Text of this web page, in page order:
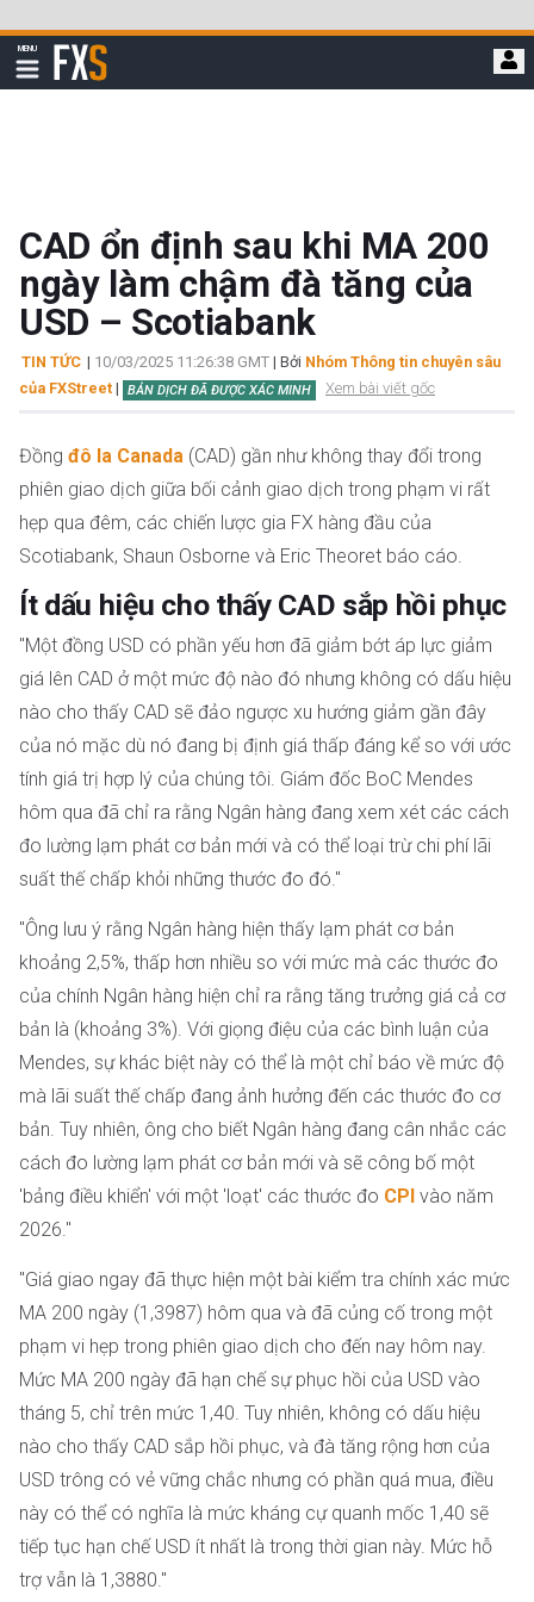
qua
đi
MENU
Hiển
thị
FXStreet
CAD ổn định sau khi MA 200
ngày làm chậm đà tăng của
USD – Scotiabank
TIN TỨC | 10/03/2025 11:26:38 GMT | Bởi Nhóm Thông tin chuyên sâu
của FXStreet | BẢN DỊCH ĐÃ ĐƯỢC XÁC MINH Xem bài viết gốc
Đồng đô la Canada (CAD) gần như không thay đổi trong
phiên giao dịch giữa bối cảnh giao dịch trong phạm vi rất
hẹp qua đêm, các chiến lược gia FX hàng đầu của
Scotiabank, Shaun Osborne và Eric Theoret báo cáo.
Ít dấu hiệu cho thấy CAD sắp hồi phục
"Một đồng USD có phần yếu hơn đã giảm bớt áp lực giảm
giá lên CAD ở một mức độ nào đó nhưng không có dấu hiệu
nào cho thấy CAD sẽ đảo ngược xu hướng giảm gần đây
của nó mặc dù nó đang bị định giá thấp đáng kể so với ước
tính giá trị hợp lý của chúng tôi. Giám đốc BoC Mendes
hôm qua đã chỉ ra rằng Ngân hàng đang xem xét các cách
đo lường lạm phát cơ bản mới và có thể loại trừ chi phí lãi
suất thế chấp khỏi những thước đo đó."
"Ông lưu ý rằng Ngân hàng hiện thấy lạm phát cơ bản
khoảng 2,5%, thấp hơn nhiều so với mức mà các thước đo
của chính Ngân hàng hiện chỉ ra rằng tăng trưởng giá cả cơ
bản là (khoảng 3%). Với giọng điệu của các bình luận của
Mendes, sự khác biệt này có thể là một chỉ báo về mức độ
mà lãi suất thế chấp đang ảnh hưởng đến các thước đo cơ
bản. Tuy nhiên, ông cho biết Ngân hàng đang cân nhắc các
cách đo lường lạm phát cơ bản mới và sẽ công bố một
'bảng điều khiển' với một 'loạt' các thước đo CPI vào năm
2026."
"Giá giao ngay đã thực hiện một bài kiểm tra chính xác mức
MA 200 ngày (1,3987) hôm qua và đã củng cố trong một
phạm vi hẹp trong phiên giao dịch cho đến nay hôm nay.
Mức MA 200 ngày đã hạn chế sự phục hồi của USD vào
tháng 5, chỉ trên mức 1,40. Tuy nhiên, không có dấu hiệu
nào cho thấy CAD sắp hồi phục, và đà tăng rộng hơn của
USD trông có vẻ vững chắc nhưng có phần quá mua, điều
này có thể có nghĩa là mức kháng cự quanh mốc 1,40 sẽ
tiếp tục hạn chế USD ít nhất là trong thời gian này. Mức hỗ
trợ vẫn là 1,3880."